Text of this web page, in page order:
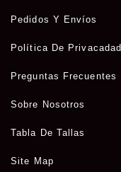
Pedidos Y Envíos
Política De Privacadad
Preguntas Frecuentes
Sobre Nosotros
Tabla De Tallas
Site Map